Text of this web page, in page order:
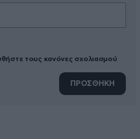
τους κανόνες σχολιασμού
ΠΡΟΣΘΗΚΗ